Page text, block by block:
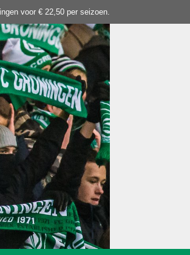
voor € 22,50 per seizoen.